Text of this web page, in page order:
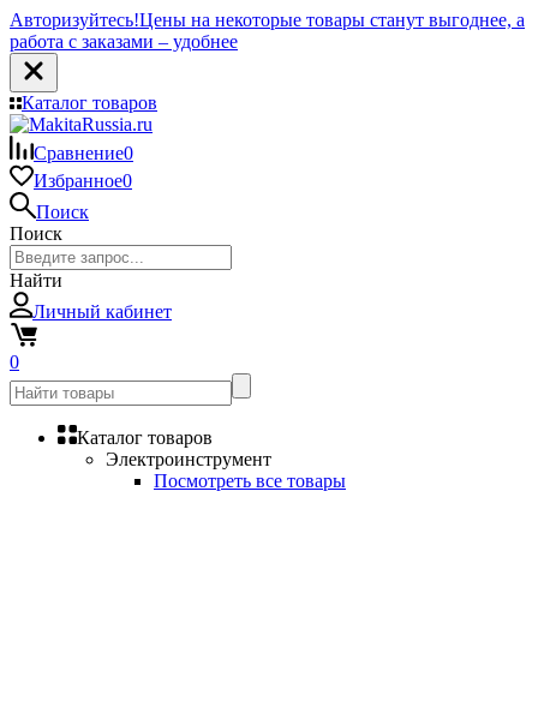
Авторизуйтесь!Цены на некоторые товары станут выгоднее, а
работа с заказами – удобнее
Каталог товаров
Сравнение0
Избранное0
Поиск
Поиск
Найти
Личный кабинет
0
Каталог товаров
Электроинструмент
Посмотреть все товары